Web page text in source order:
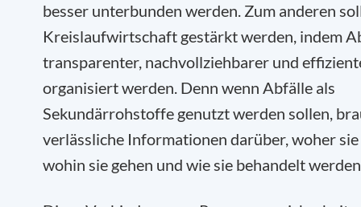
besser unterbunden werden. Zum anderen
Kreislaufwirtschaft gestärkt werden, indem
transparenter, nachvollziehbarer und
organisiert werden. Denn wenn Abfälle als
Sekundärrohstoffe genutzt werden sollen,
verlässliche Informationen darüber, woher
wohin sie gehen und wie sie behandelt